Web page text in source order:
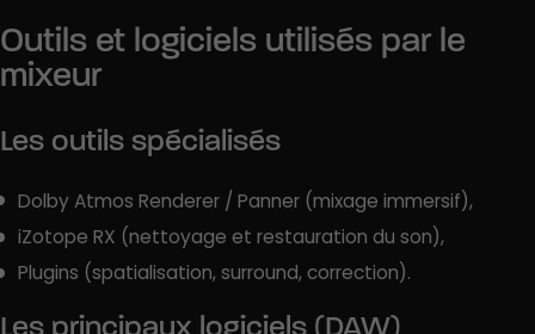
Outils et logiciels utilisés par le
mixeur
Les outils spécialisés
Dolby Atmos Renderer / Panner (mixage immersif),
iZotope RX (nettoyage et restauration du son),
Plugins (spatialisation, surround, correction).
Les principaux logiciels (DAW)